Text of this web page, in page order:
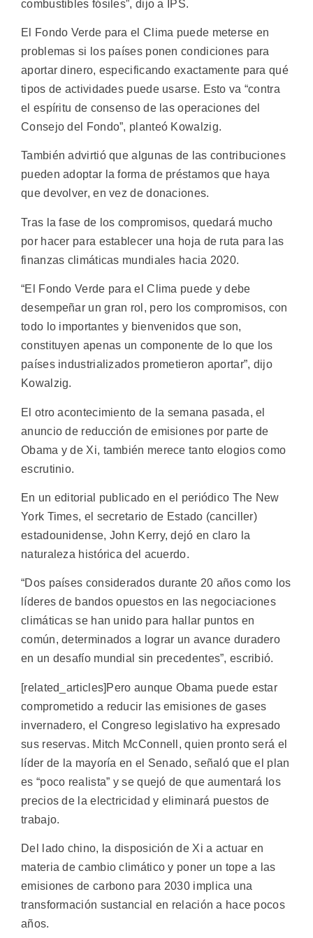
combustibles fósiles”, dijo a IPS.
El Fondo Verde para el Clima puede meterse en
problemas si los países ponen condiciones para
aportar dinero, especificando exactamente para qué
tipos de actividades puede usarse. Esto va “contra
el espíritu de consenso de las operaciones del
Consejo del Fondo”, planteó Kowalzig.
También advirtió que algunas de las contribuciones
pueden adoptar la forma de préstamos que haya
que devolver, en vez de donaciones.
Tras la fase de los compromisos, quedará mucho
por hacer para establecer una hoja de ruta para las
finanzas climáticas mundiales hacia 2020.
“El Fondo Verde para el Clima puede y debe
desempeñar un gran rol, pero los compromisos, con
todo lo importantes y bienvenidos que son,
constituyen apenas un componente de lo que los
países industrializados prometieron aportar”, dijo
Kowalzig.
El otro acontecimiento de la semana pasada, el
anuncio de reducción de emisiones por parte de
Obama y de Xi, también merece tanto elogios como
escrutinio.
En un editorial publicado en el periódico The New
York Times, el secretario de Estado (canciller)
estadounidense, John Kerry, dejó en claro la
naturaleza histórica del acuerdo.
“Dos países considerados durante 20 años como los
líderes de bandos opuestos en las negociaciones
climáticas se han unido para hallar puntos en
común, determinados a lograr un avance duradero
en un desafío mundial sin precedentes”, escribió.
[related_articles]Pero aunque Obama puede estar
comprometido a reducir las emisiones de gases
invernadero, el Congreso legislativo ha expresado
sus reservas. Mitch McConnell, quien pronto será el
líder de la mayoría en el Senado, señaló que el plan
es “poco realista” y se quejó de que aumentará los
precios de la electricidad y eliminará puestos de
trabajo.
Del lado chino, la disposición de Xi a actuar en
materia de cambio climático y poner un tope a las
emisiones de carbono para 2030 implica una
transformación sustancial en relación a hace pocos
años.